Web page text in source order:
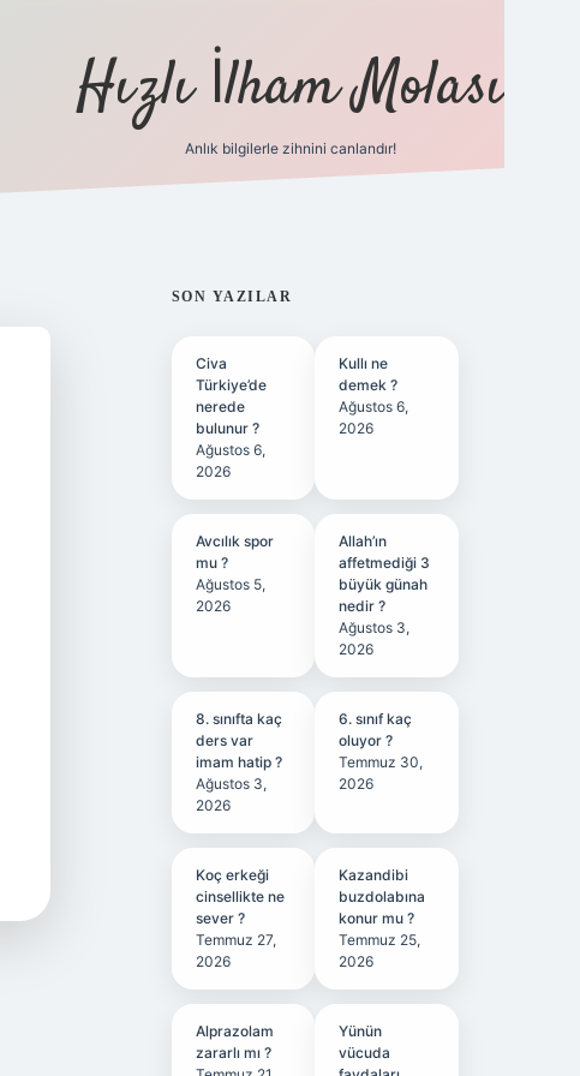
Hızlı İlham Molası
Anlık bilgilerle zihnini canlandır!
SIDEBAR
SON YAZILAR
Civa
Türkiye’de
nerede
bulunur ?
Ağustos 6,
2026
Kullı ne
demek ?
Ağustos 6,
2026
Avcılık spor
mu ?
Ağustos 5,
2026
Allah’ın
affetmediği 3
büyük günah
nedir ?
Ağustos 3,
2026
8. sınıfta kaç
ders var
imam hatip ?
Ağustos 3,
2026
6. sınıf kaç
oluyor ?
Temmuz 30,
2026
Koç erkeği
cinsellikte ne
sever ?
Temmuz 27,
2026
Kazandibi
buzdolabına
konur mu ?
Temmuz 25,
2026
Alprazolam
zararlı mı ?
Yünün
vücuda